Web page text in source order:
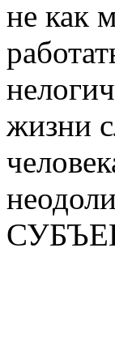
не как
жизни